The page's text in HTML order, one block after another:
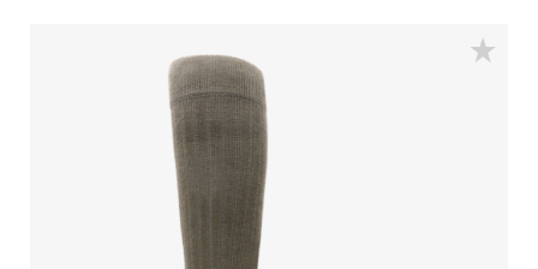
diesem Grund haben wir diese einzigartige Kollektion
von Arbeitssocken speziell für die berufstätige Frau von
heute entwickelt.